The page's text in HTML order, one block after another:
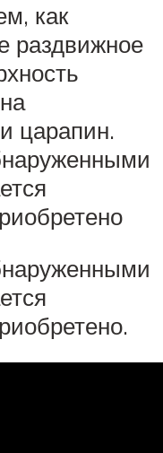
как
раздвижное
царапин.